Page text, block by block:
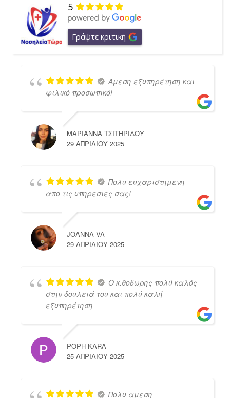
5
Γράψτε κριτική
Άμεση εξυπηρέτηση και
φιλικό προσωπικό!
ΜΑΡΙΑΝΝΑ ΤΣΙΤΗΡΙΔΟΥ
29 ΑΠΡΙΛΊΟΥ 2025
Πολυ ευχαριστημενη
απο τις υπηρεσιες σας!
JOANNA VA
29 ΑΠΡΙΛΊΟΥ 2025
Ο κ.θοδωρης πολύ καλός
στην δουλειά του και πολύ καλή
εξυπηρέτηση
POPH KARA
25 ΑΠΡΙΛΊΟΥ 2025
Πολυ αμεση